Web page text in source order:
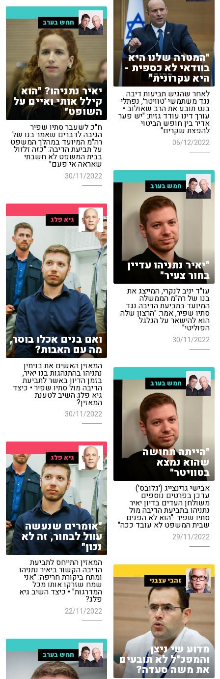
"המטרה שלנו היא
בוודאי לא כספית -
היא עקרונית"
לאחר שהגיש תביעות דיבה
נגד משתמשי 'טוויטר', נפתלי
בנט תובע את הרב שאולוב •
עורך דינו עודד גזית: "יש פער
אדיר בין חופש הביטוי
להפצת שקרים"
06/12/2022
חמש בערב
יאיר נתניהו? "הוא
קילל אותי ואיים על
השופט"
ח"כ לשעבר סתיו שפיר
הגיבה לדברים שאמר בנו של
רה"מ המיועד במהלך המשפט
על תביעת הדיבה: "כזה זלזול
בבית המשפט לא חשבתי
שאראה אי פעם"
30/11/2022
חמש בערב
"יאיר נתניהו עדיין
בחור צעיר"
עו"ד יניב לנקרי, המייצג את
בנו של רה"מ הממשלה
המיועד בתביעת הדיבה נגד
סתיו שפיר, אמר: "הרצון שלה
הוא להישאר על הגלגל
הפוליטי"
30/11/2022
גיא פלג
ואם בנים אכלו בוסר,
מה עם האבות?
המאזין האשים את בנימין
נתניהו בהתנהגות בנו יאיר,
בזמן הדיון באשר לתביעת
הדיבה מול סתיו שפיר • כיצד
גיא פלג השיב לטענת
המאזין?
30/11/2022
חמש בערב
"הייתה תחושה
שהוא נמצא
בטוויטר"
אבישי גרינצייג ('גלובס')
עדכן בפרטים נוספים
משולחן העדים בדיון יאיר
נתניהו בתביעת הדיבה מול
סתיו שפיר: "הוא לא הפנים
שבית המשפט לא עובד ככה"
29/11/2022
גיא פלג
"אומרים שנעשה
עוול לבחור, זה לא
נכון"
המאזין התייחס לתביעת
הדיבה הקשור ביאיר נתניהו
ומתח ביקורת חריפה: "אני
שמח שזרקו אותו מכל
המדרגות" • כיצד השיב גיא
פלג?
22/11/2022
זהבי עצבני
מדוע שי ניצן
והמפכ"ל לא תובעים
את משה סעדה?
חמש בערב